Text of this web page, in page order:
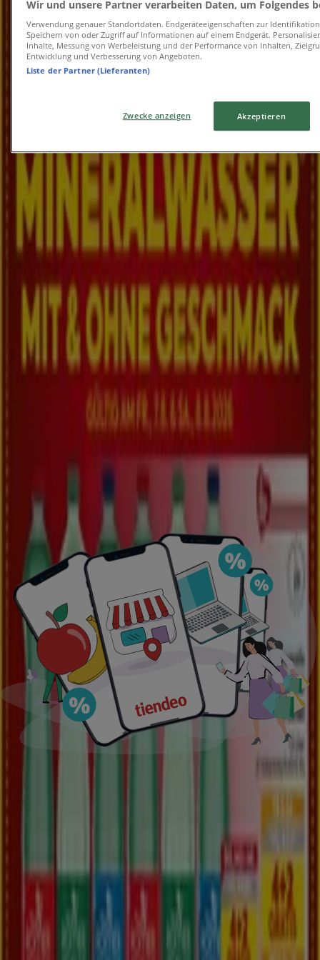
Aktuelle Deals und Angebote
Läuft am 12.8. abGolling an der Salzach
Neu
BILLA FB KW32 2026 Wien
Läuft am 12.8. ab Golling an der Salzach
Neu
Sonderangebote für Sie
Läuft am 12.8. ab
Golling an der Salzach
Neu
BILLA PLUS
Neue Angebote zum Entdecken
Golling an der Salzach
Das Sparen ist mit der App noch einfacher.
Sie können die besten Angebote von Geschäften in
Ihrer Nähe finden, speichern und Ihre Sparliste
erstellen – ganz bequem von Ihrem Mobiltelefon
aus.
LADEN SIE DIE APP HERUNTER
Mehr anzeigen
Die besten Angebote
Koffer BadeanzugBH WaschmaschineHolzbriketts
Tiendeo in deiner Stadt
Klagenfurt
am Wörthersee
Wiener
Neustadt
Vösendorf
Zeige mehr Städte
Die APP herunterladen
Wir und unsere Partner verarbeiten Daten, um Folgendes
Verwendung genauer Standortdaten. Endgeräteeigenschaften zur
Speichern von oder Zugriff auf Informationen auf einem Endgerät.
Inhalte, Messung von Werbeleistung und der Performance von Inhalten,
Entwicklung und Verbesserung von Angeboten.
Liste der Partner (Lieferanten)
Zwecke anzeigen Akzeptieren